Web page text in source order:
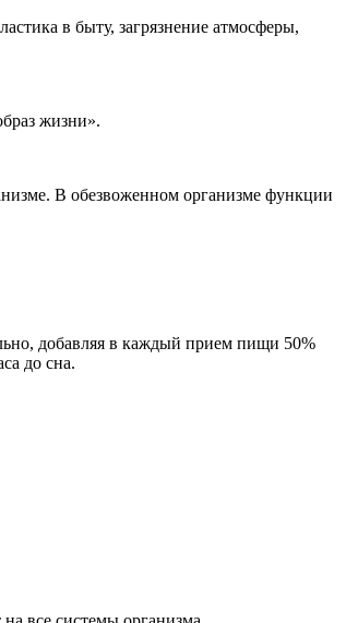
в быту, загрязнение атмосферы,
жизни».
В обезвоженном организме функции
добавляя в каждый прием пищи 50%
до сна.